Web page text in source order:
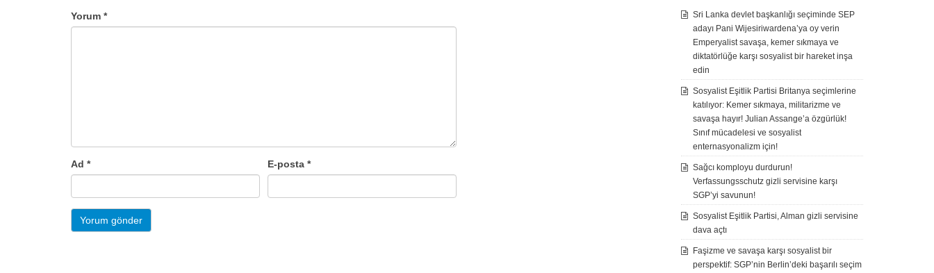
Yorum *
Ad * E-posta*
Sri Lanka devlet başkanlığı seçiminde SEP
adayı Pani Wijesiriwardena’ya oy verin
Emperyalist savaşa, kemer sıkmaya ve
diktatörlüğe karşı sosyalist bir hareket inşa
edin
Sosyalist Eşitlik Partisi Britanya seçimlerine
katılıyor: Kemer sıkmaya, militarizme ve
savaşa hayır! Julian Assange’a özgürlük!
Sınıf mücadelesi ve sosyalist
enternasyonalizm için!
Sağcı komployu durdurun!
Verfassungsschutz gizli servisine karşı
SGP’yi savunun!
Sosyalist Eşitlik Partisi, Alman gizli servisine
dava açtı
Faşizme ve savaşa karşı sosyalist bir
perspektif: SGP’nin Berlin’deki başarılı seçim